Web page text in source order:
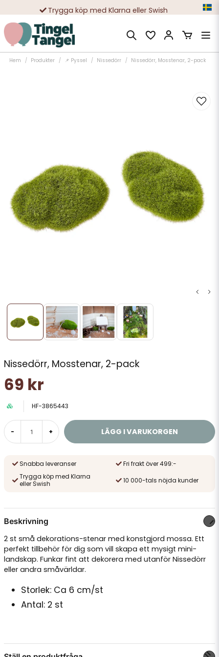
Trygga köp med Klarna eller Swish
10 000-tals nöjda kunder
Hem Produkter 📌 Pyssel Nissedörr Nissedörr, Mosstenar, 2-pack
Nissedörr, Mosstenar, 2-pack
69 kr
HF-3865443
- + LÄGG I VARUKORGEN
Snabba leveranser
Fri frakt över 499:-
Trygga köp med Klarna
eller Swish
10 000-tals nöjda kunder
Beskrivning
2 st små dekorations-stenar med konstgjord mossa. Ett
perfekt tillbehör för dig som vill skapa ett mysigt mini-
landskap. Funkar fint att dekorera med utanför Nissedörr
eller andra småvärldar.
Storlek: Ca 6 cm/st
Antal: 2 st